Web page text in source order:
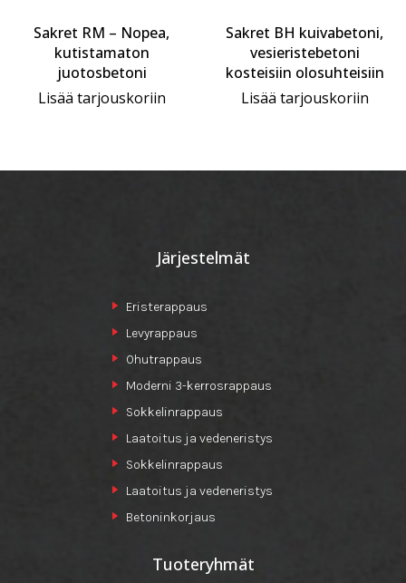
Sakret RM – Nopea,
kutistamaton
juotosbetoni
Lisää tarjouskoriin
Sakret BH kuivabetoni,
vesieristebetoni
kosteisiin olosuhteisiin
Lisää tarjouskoriin
Järjestelmät
Eristerappaus
Levyrappaus
Ohutrappaus
Moderni 3-kerrosrappaus
Sokkelinrappaus
Laatoitus ja vedeneristys
Sokkelinrappaus
Laatoitus ja vedeneristys
Betoninkorjaus
Tuoteryhmät